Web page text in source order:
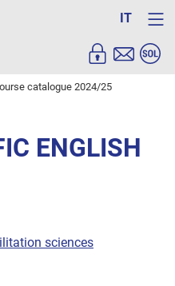
IT
catalogue 2024/25
ENGLISH
sciences